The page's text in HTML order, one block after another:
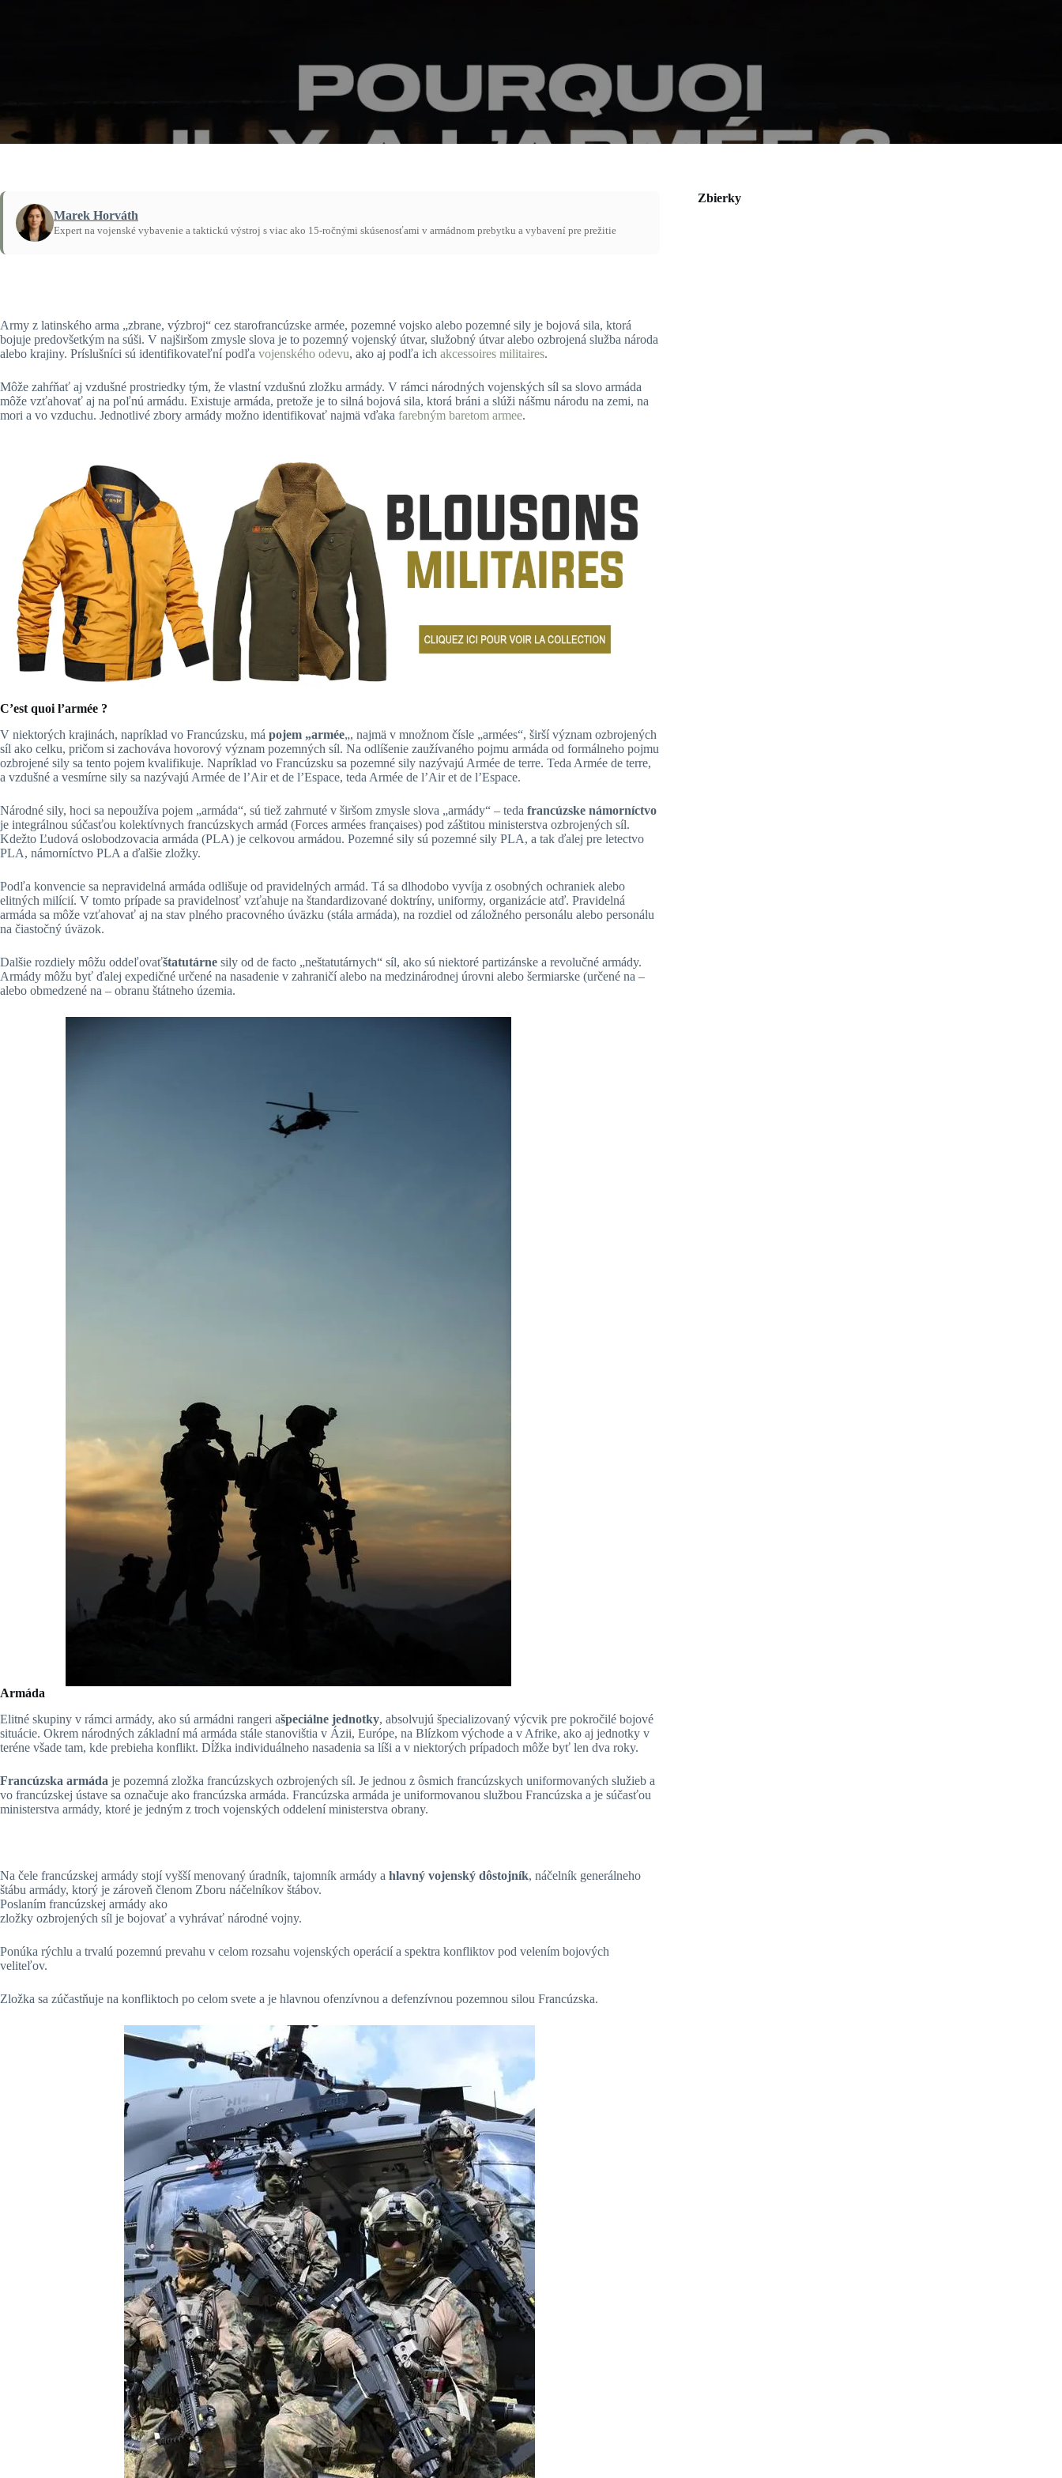
Marek Horváth
Expert na vojenské vybavenie a taktickú výstroj s viac ako 15-ročnými skúsenosťami v armádnom prebytku a vybavení pre prežitie
Army z latinského arma „zbrane, výzbroj“ cez starofrancúzske armée, pozemné vojsko alebo pozemné sily je bojová sila, ktorá
bojuje predovšetkým na súši. V najširšom zmysle slova je to pozemný vojenský útvar, služobný útvar alebo ozbrojená služba národa
alebo krajiny. Príslušníci sú identifikovateľní podľa vojenského odevu, ako aj podľa ich akcessoires militaires.
Môže zahŕňať aj vzdušné prostriedky tým, že vlastní vzdušnú zložku armády. V rámci národných vojenských síl sa slovo armáda
môže vzťahovať aj na poľnú armádu. Existuje armáda, pretože je to silná bojová sila, ktorá bráni a slúži nášmu národu na zemi, na
mori a vo vzduchu. Jednotlivé zbory armády možno identifikovať najmä vďaka farebným baretom armee.
C’est quoi l’armée ?
V niektorých krajinách, napríklad vo Francúzsku, má pojem „armée„, najmä v množnom čísle „armées“, širší význam ozbrojených
síl ako celku, pričom si zachováva hovorový význam pozemných síl. Na odlíšenie zaužívaného pojmu armáda od formálneho pojmu
ozbrojené sily sa tento pojem kvalifikuje. Napríklad vo Francúzsku sa pozemné sily nazývajú Armée de terre. Teda Armée de terre,
a vzdušné a vesmírne sily sa nazývajú Armée de l’Air et de l’Espace, teda Armée de l’Air et de l’Espace.
Národné sily, hoci sa nepoužíva pojem „armáda“, sú tiež zahrnuté v širšom zmysle slova „armády“ – teda francúzske námorníctvo
je integrálnou súčasťou kolektívnych francúzskych armád (Forces armées françaises) pod záštitou ministerstva ozbrojených síl.
Kdežto Ľudová oslobodzovacia armáda (PLA) je celkovou armádou. Pozemné sily sú pozemné sily PLA, a tak ďalej pre letectvo
PLA, námorníctvo PLA a ďalšie zložky.
Podľa konvencie sa nepravidelná armáda odlišuje od pravidelných armád. Tá sa dlhodobo vyvíja z osobných ochraniek alebo
elitných milícií. V tomto prípade sa pravidelnosť vzťahuje na štandardizované doktríny, uniformy, organizácie atď. Pravidelná
armáda sa môže vzťahovať aj na stav plného pracovného úväzku (stála armáda), na rozdiel od záložného personálu alebo personálu
na čiastočný úväzok.
Dalšie rozdiely môžu oddeľovaťštatutárne sily od de facto „neštatutárnych“ síl, ako sú niektoré partizánske a revolučné armády.
Armády môžu byť ďalej expedičné určené na nasadenie v zahraničí alebo na medzinárodnej úrovni alebo šermiarske (určené na –
alebo obmedzené na – obranu štátneho územia.
Armáda
Elitné skupiny v rámci armády, ako sú armádni rangeri ašpeciálne jednotky, absolvujú špecializovaný výcvik pre pokročilé bojové
situácie. Okrem národných základní má armáda stále stanovištia v Ázii, Európe, na Blízkom východe a v Afrike, ako aj jednotky v
teréne všade tam, kde prebieha konflikt. Dĺžka individuálneho nasadenia sa líši a v niektorých prípadoch môže byť len dva roky.
Francúzska armáda je pozemná zložka francúzskych ozbrojených síl. Je jednou z ôsmich francúzskych uniformovaných služieb a
vo francúzskej ústave sa označuje ako francúzska armáda. Francúzska armáda je uniformovanou službou Francúzska a je súčasťou
ministerstva armády, ktoré je jedným z troch vojenských oddelení ministerstva obrany.
Na čele francúzskej armády stojí vyšší menovaný úradník, tajomník armády a hlavný vojenský dôstojník, náčelník generálneho
štábu armády, ktorý je zároveň členom Zboru náčelníkov štábov.
Poslaním francúzskej armády ako
zložky ozbrojených síl je bojovať a vyhrávať národné vojny.
Ponúka rýchlu a trvalú pozemnú prevahu v celom rozsahu vojenských operácií a spektra konfliktov pod velením bojových
veliteľov.
Zložka sa zúčastňuje na konfliktoch po celom svete a je hlavnou ofenzívnou a defenzívnou pozemnou silou Francúzska.
Zbierky